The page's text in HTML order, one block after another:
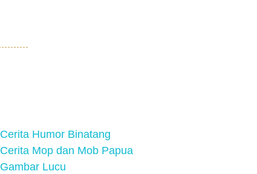
Cerita Humor Binatang
Cerita Mop dan Mob Papua
Gambar Lucu